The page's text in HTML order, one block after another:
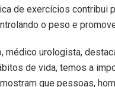
de exercícios contribui
o peso e
médico urologista,
de vida, temos a
que pessoas,